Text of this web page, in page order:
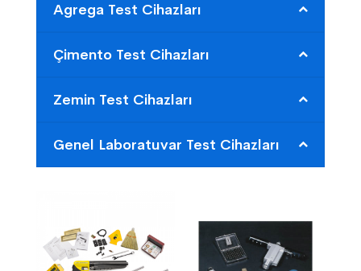
Agrega Test Cihazları
Çimento Test Cihazları
Zemin Test Cihazları
Genel Laboratuvar Test Cihazları